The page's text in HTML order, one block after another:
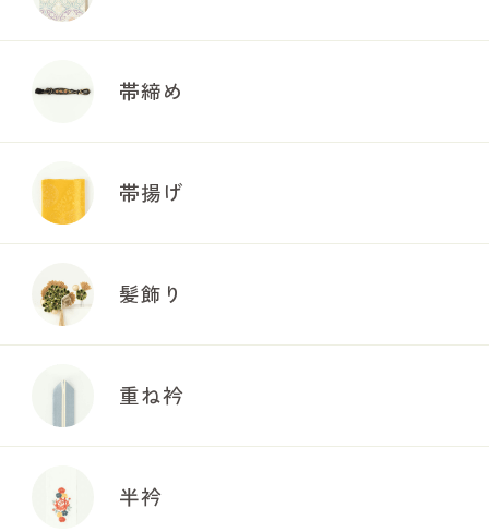
帯締め
帯揚げ
髪飾り
重ね衿
半衿